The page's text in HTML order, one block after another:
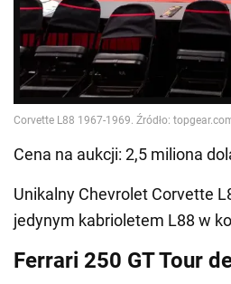
Cena na aukcji: 2,5 miliona
Unikalny Chevrolet Corvette
jedynym kabrioletem L88 w
Ferrari 250 GT Tour